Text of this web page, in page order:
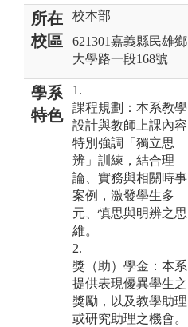
所在
校區
校本部
621301嘉義縣民雄鄉
大學路一段168號
學系
特色
1.
課程規劃：本系教學
設計與教師上課內容
特別強調「獨立思
辨」訓練，結合理
論、實務與相關時事
案例，激發學生多
元、慎思與明辨之思
維。
2.
獎（助）學金：本系
提供表現優異學生之
獎勵，以及教學助理
或研究助理之機會。